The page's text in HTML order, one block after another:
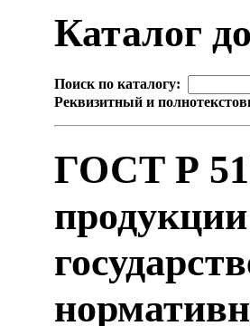
Каталог
Поиск по каталогу:
Реквизитный и
ГОСТ Р